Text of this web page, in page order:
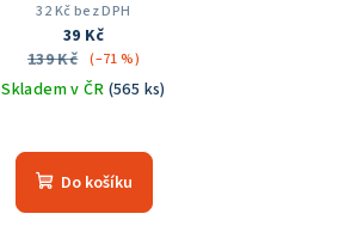
32 Kč bez DPH
39 Kč
139 Kč (–71 %)
Skladem v ČR (565 ks)
hodnocení
produktu
Do košíku